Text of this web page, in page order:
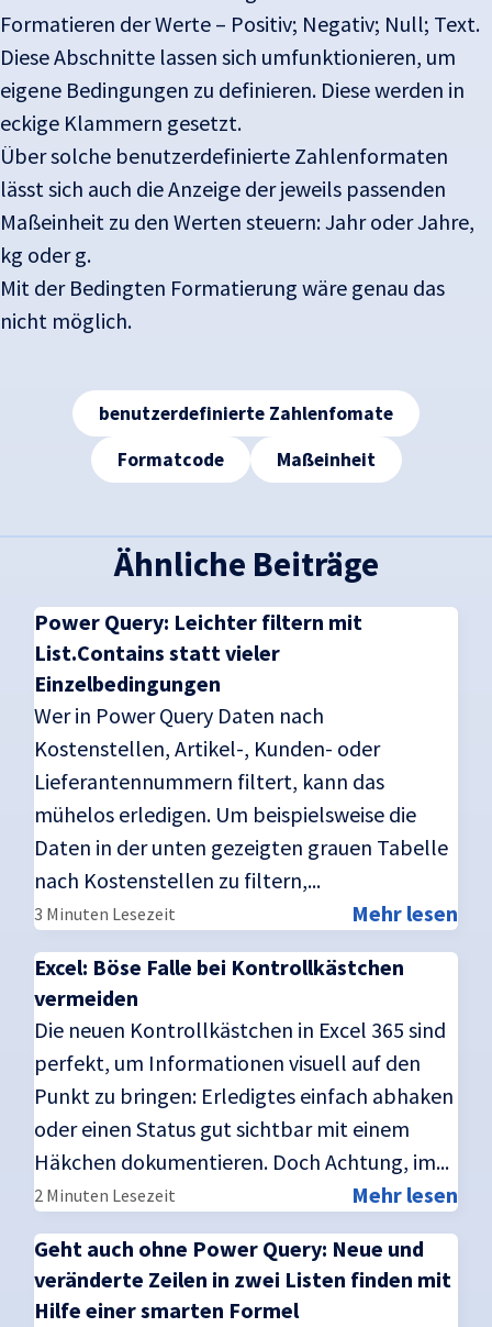
Formatieren der Werte – Positiv; Negativ; Null; Text.
Diese Abschnitte lassen sich umfunktionieren, um
eigene Bedingungen zu definieren. Diese werden in
eckige Klammern gesetzt.
Über solche benutzerdefinierte Zahlenformaten
lässt sich auch die Anzeige der jeweils passenden
Maßeinheit zu den Werten steuern: Jahr oder Jahre,
kg oder g.
Mit der Bedingten Formatierung wäre genau das
nicht möglich.
benutzerdefinierte Zahlenfomate
Formatcode
Maßeinheit
Ähnliche Beiträge
Power Query: Leichter filtern mit
List.Contains statt vieler
Einzelbedingungen
Wer in Power Query Daten nach
Kostenstellen, Artikel-, Kunden- oder
Lieferantennummern filtert, kann das
mühelos erledigen. Um beispielsweise die
Daten in der unten gezeigten grauen Tabelle
nach Kostenstellen zu filtern,...
3 Minuten Lesezeit
Mehr lesen
Excel: Böse Falle bei Kontrollkästchen
vermeiden
Die neuen Kontrollkästchen in Excel 365 sind
perfekt, um Informationen visuell auf den
Punkt zu bringen: Erledigtes einfach abhaken
oder einen Status gut sichtbar mit einem
Häkchen dokumentieren. Doch Achtung, im...
2 Minuten Lesezeit
Mehr lesen
Geht auch ohne Power Query: Neue und
veränderte Zeilen in zwei Listen finden mit
Hilfe einer smarten Formel